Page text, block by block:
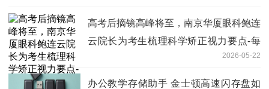
高考后摘镜高峰将至，南京华厦眼科鲍连
云院长为考生梳理科学矫正视力要点-每
2026-05-22
办公教学存储助手 金士顿高速闪存盘如